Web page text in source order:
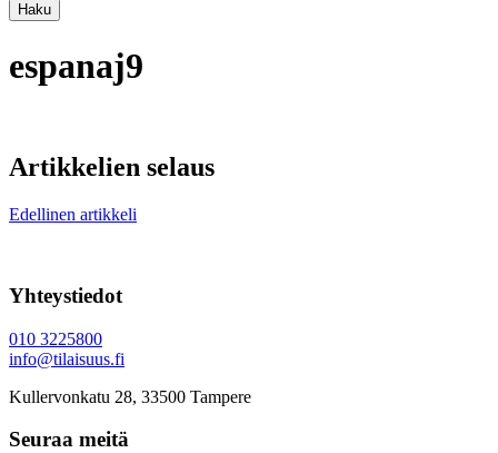
Haku
espanaj9
Artikkelien selaus
Edellinen artikkeli
Yhteystiedot
010 3225800
info@tilaisuus.fi
Kullervonkatu 28, 33500 Tampere
Seuraa meitä